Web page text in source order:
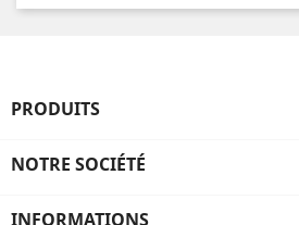
PRODUITS
NOTRE SOCIÉTÉ
INFORMATIONS